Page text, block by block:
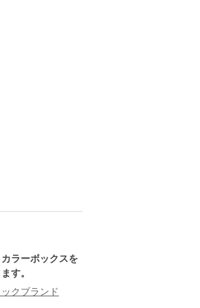
ラーボックスを
す。